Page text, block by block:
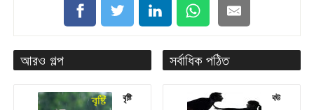
আরও গল্প
বৃষ্টি
সর্বাধিক পঠিত
বউ